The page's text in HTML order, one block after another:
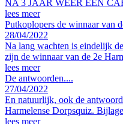
NA 3 JAAR WEER EEN
lees meer
Putkoplopers de winnaar van
28/04/2022
Na lang wachten is eindelijk
zijn de winnaar van de 2e
lees meer
De antwoorden....
27/04/2022
En natuurlijk, ook de
Harmelense Dorpsquiz.
lees meer